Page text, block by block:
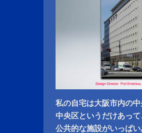
私の自宅は大阪市内の中
中央区というだけあって
公共的な施設がいっぱ